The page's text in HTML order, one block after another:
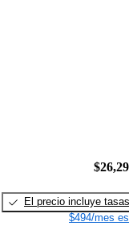
El precio incluye tasas
$494/mes